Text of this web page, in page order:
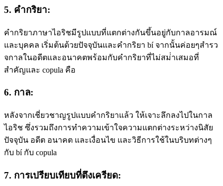
5. คํากริยา:
คํากริยาภาษาไอริชมีรูปแบบที่แตกต่างกันขึ้นอยู่กับกาลอารมณ์
และบุคคล เริ่มต้นด้วยปัจจุบันและคํากริยา bí จากนั้นค่อยๆสํารว
จกาลในอดีตและอนาคตพร้อมกับคํากริยาที่ไม่สม่ําเสมอที่
สําคัญและ copula คือ
6. กาล:
หลังจากเชี่ยวชาญรูปแบบคํากริยาแล้ว ให้เจาะลึกลงไปในกาล
ไอริช ซึ่งรวมถึงการทําความเข้าใจความแตกต่างระหว่างนิสัย
ปัจจุบัน อดีต อนาคต และเงื่อนไข และวิธีการใช้ในบริบทต่างๆ
กับ bí กับ copula
7. การเปรียบเทียบที่ตึงเครียด: